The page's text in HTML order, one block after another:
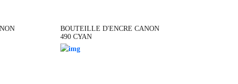
BOUTEILLE D'ENCRE CANON
490 CYAN